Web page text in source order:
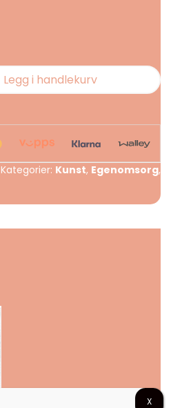
Legg i handlekurv
Kategorier: Kunst, Egenomsorg,
X